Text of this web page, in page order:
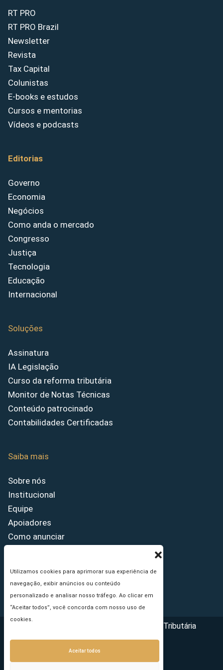
Utilizamos cookies para aprimorar sua experiência de
navegação, exibir anúncios ou conteúdo
personalizado e analisar nosso tráfego. Ao clicar em
“Aceitar todos”, você concorda com nosso uso de
cookies.
Aceitar todos
RT PRO
RT PRO Brazil
Newsletter
Revista
Tax Capital
Colunistas
E-books e estudos
Cursos e mentorias
Vídeos e podcasts
Editorias
Governo
Economia
Negócios
Como anda o mercado
Congresso
Justiça
Tecnologia
Educação
Internacional
Soluções
Assinatura
IA Legislação
Curso da reforma tributária
Monitor de Notas Técnicas
Conteúdo patrocinado
Contabilidades Certificadas
Saiba mais
Sobre nós
Institucional
Equipe
Apoiadores
Como anunciar
Princípios Editoriais
Copyright © 2026 - Portal da Reforma Tributária